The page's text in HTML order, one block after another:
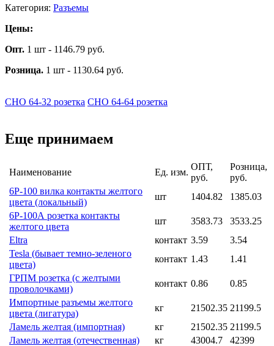
Категория: Разъемы
Цены:
Опт. 1 шт - 1146.79 руб.
Розница. 1 шт - 1130.64 руб.
СНО 64-32 розетка СНО 64-64 розетка
Еще принимаем
Наименование Ед. изм.
ОПТ,
руб.
Розница,
руб.
6Р-100 вилка контакты желтого
цвета (локальный)
шт 1404.82
1385.03
6Р-100А розетка контакты
желтого цвета
шт 3583.73
3533.25
Eltra
контакт 3.59
3.54
Tesla (бывает темно-зеленого
цвета)
контакт 1.43
1.41
ГРПМ розетка (с желтыми
проволочками)
контакт 0.86
0.85
Импортные разъемы желтого
цвета (лигатура)
кг 21502.35 21199.5
Ламель желтая (импортная)
кг 21502.35 21199.5
Ламель желтая (отечественная)
кг 43004.7
42399